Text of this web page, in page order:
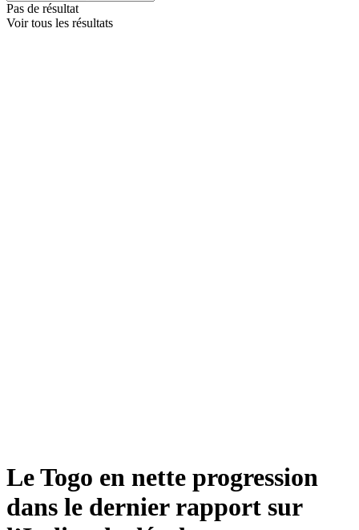
Pas de résultat
Voir tous les résultats
Le Togo en nette progression
dans le dernier rapport sur